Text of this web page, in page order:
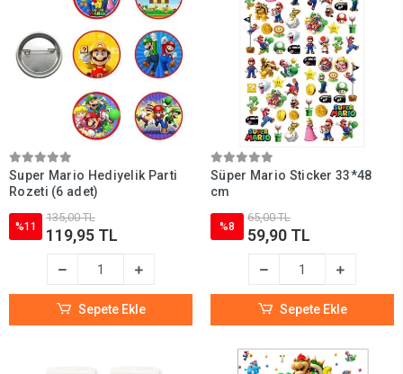
Super Mario Hediyelik Parti
Rozeti (6 adet)
%11
135,00 TL
119,95 TL
Sepete Ekle
Süper Mario Sticker 33*48
cm
%8
65,00 TL
59,90 TL
Sepete Ekle